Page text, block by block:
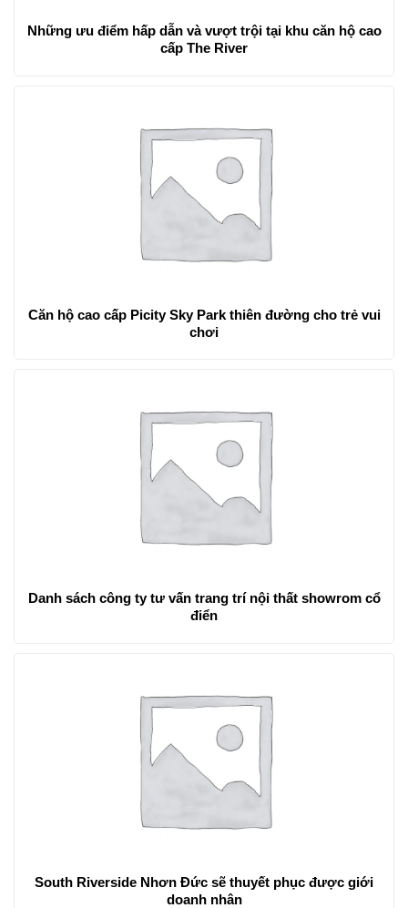
Những ưu điểm hấp dẫn và vượt trội tại khu căn hộ cao
cấp The River
Căn hộ cao cấp Picity Sky Park thiên đường cho trẻ vui
chơi
Danh sách công ty tư vấn trang trí nội thất showrom cổ
điển
South Riverside Nhơn Đức sẽ thuyết phục được giới
doanh nhân